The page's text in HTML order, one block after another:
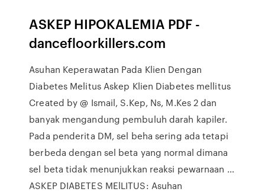
ASKEP HIPOKALEMIA PDF -
dancefloorkillers.com
Asuhan Keperawatan Pada Klien Dengan
Diabetes Melitus Askep Klien Diabetes mellitus
Created by @ Ismail, S.Kep, Ns, M.Kes 2 dan
banyak mengandung pembuluh darah kapiler.
Pada penderita DM, sel beha sering ada tetapi
berbeda dengan sel beta yang normal dimana
sel beta tidak menunjukkan reaksi pewarnaan …
ASKEP DIABETES MElLITUS: Asuhan